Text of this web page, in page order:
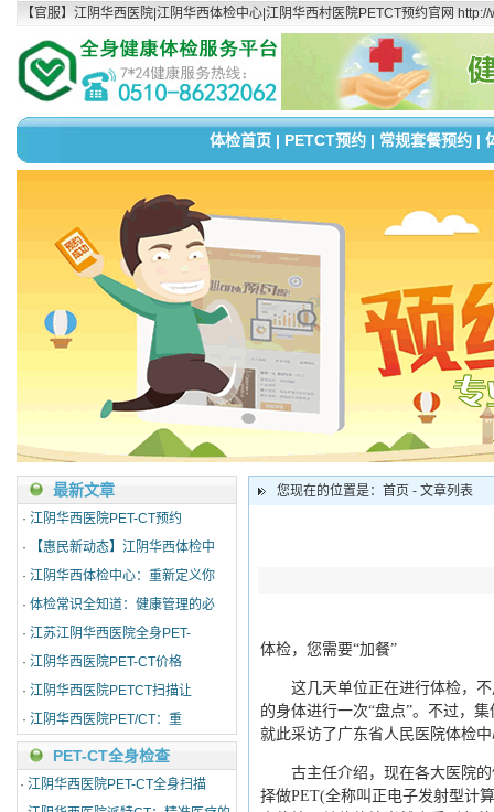
【官服】江阴华西医院|江阴华西体检中心|江阴华西村医院PETCT预约官网
体检首页 | PETCT预约 | 常规套餐预约 |
最新文章
· 江阴华西医院PET-CT预约
·
【惠民新动态】江阴华西体检中
· 江阴华西体检中心：重新定义你
· 体检常识全知道：健康管理的必
· 江苏江阴华西医院全身PET-
· 江阴华西医院PET-CT价格
· 江阴华西医院PETCT扫描让
· 江阴华西医院PET/CT：重
PET-CT全身检查
· 江阴华西医院PET-CT全身扫描
您现在的位置是：首页 - 文章列表
体检，您需要“加餐”
这几天单位正在进行体检，不
的身体进行一次“盘点”。不过，
就此采访了广东省人民医院体检
古主任介绍，现在各大医院的
择做PET(全称叫正电子发射型计